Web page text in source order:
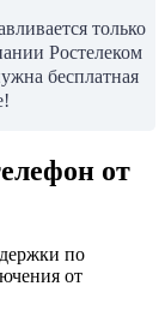
только
Ростелеком
бесплатная
от
по
от